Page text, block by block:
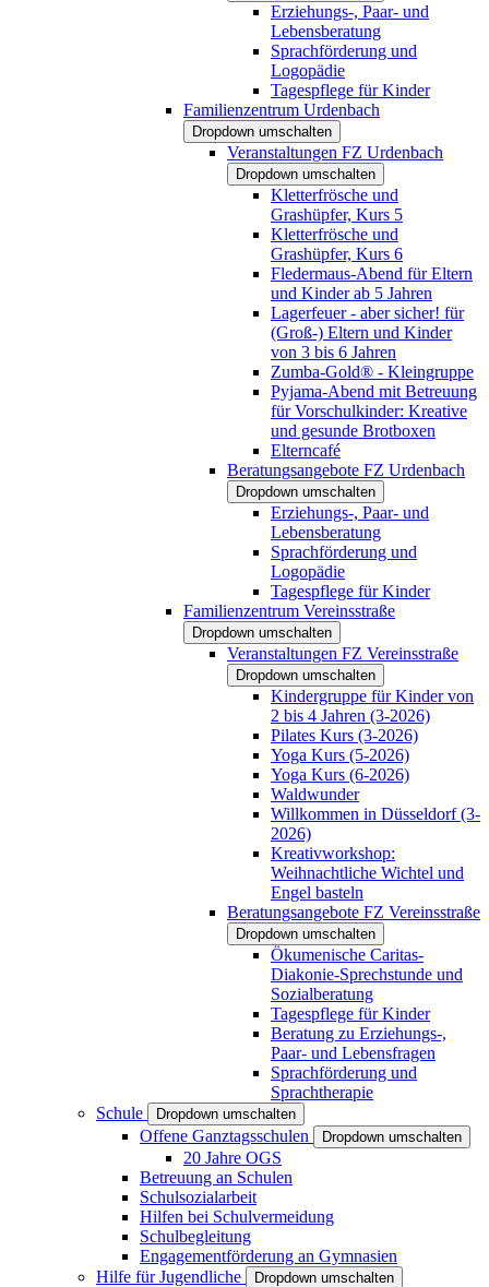
Erziehungs-, Paar- und
Lebensberatung
Sprachförderung und
Logopädie
Tagespflege für Kinder
Familienzentrum Urdenbach
Dropdown umschalten
Veranstaltungen FZ Urdenbach
Dropdown umschalten
Kletterfrösche und
Grashüpfer, Kurs 5
Kletterfrösche und
Grashüpfer, Kurs 6
Fledermaus-Abend für Eltern
und Kinder ab 5 Jahren
Lagerfeuer - aber sicher! für
(Groß-) Eltern und Kinder
von 3 bis 6 Jahren
Zumba-Gold® - Kleingruppe
Pyjama-Abend mit Betreuung
für Vorschulkinder: Kreative
und gesunde Brotboxen
Elterncafé
Beratungsangebote FZ Urdenbach
Dropdown umschalten
Erziehungs-, Paar- und
Lebensberatung
Sprachförderung und
Logopädie
Tagespflege für Kinder
Familienzentrum Vereinsstraße
Dropdown umschalten
Veranstaltungen FZ Vereinsstraße
Dropdown umschalten
Kindergruppe für Kinder von
2 bis 4 Jahren (3-2026)
Pilates Kurs (3-2026)
Yoga Kurs (5-2026)
Yoga Kurs (6-2026)
Waldwunder
Willkommen in Düsseldorf (3-
2026)
Kreativworkshop:
Weihnachtliche Wichtel und
Engel basteln
Beratungsangebote FZ Vereinsstraße
Dropdown umschalten
Ökumenische Caritas-
Diakonie-Sprechstunde und
Sozialberatung
Tagespflege für Kinder
Beratung zu Erziehungs-,
Paar- und Lebensfragen
Sprachförderung und
Sprachtherapie
Schule
Dropdown umschalten
Offene Ganztagsschulen Dropdown umschalten
20 Jahre OGS
Betreuung an Schulen
Schulsozialarbeit
Hilfen bei Schulvermeidung
Schulbegleitung
Engagementförderung an Gymnasien
Hilfe für Jugendliche
Dropdown umschalten